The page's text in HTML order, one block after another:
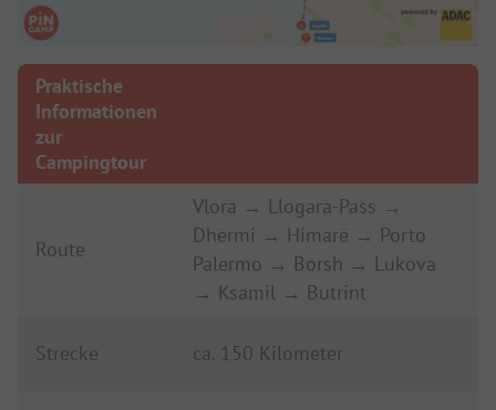
Praktische
Informationen
zur
Campingtour
Route
Vlora → Llogara-Pass →
Dhërmi → Himarë → Porto
Palermo → Borsh → Lukova
→ Ksamil → Butrint
Strecke ca. 150 Kilometer